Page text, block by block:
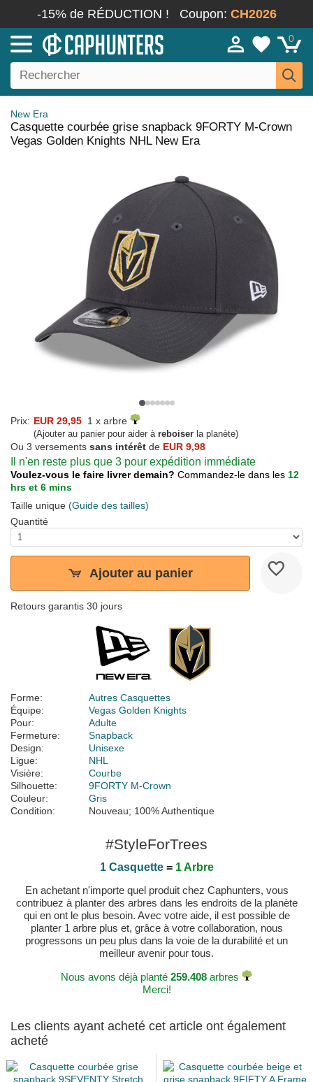
-15% de RÉDUCTION ! Coupon: CH2026
0
New Era
Casquette courbée grise snapback 9FORTY M-Crown
Vegas Golden Knights NHL New Era
Prix: EUR 29,95 1 x arbre
(Ajouter au panier pour aider à reboiser la planète)
Ou 3 versements sans intérêt de EUR 9,98
Il n'en reste plus que 3 pour expédition immédiate
Voulez-vous le faire livrer demain? Commandez-le dans les 12
hrs et 6 mins
Taille unique (Guide des tailles)
Quantité
Ajouter au panier
Retours garantis 30 jours
Forme:
Autres Casquettes
Équipe:
Vegas Golden Knights
Pour:
Adulte
Fermeture:
Snapback
Design:
Unisexe
Ligue:
NHL
Visière:
Courbe
Silhouette:
9FORTY M-Crown
Couleur:
Gris
Condition:
Nouveau; 100% Authentique
#StyleForTrees
1 Casquette= 1 Arbre
En achetant n'importe quel produit chez Caphunters, vous
contribuez à planter des arbres dans les endroits de la planète
qui en ont le plus besoin. Avec votre aide, il est possible de
planter 1 arbre plus et, grâce à votre collaboration, nous
progressons un peu plus dans la voie de la durabilité et un
meilleur avenir pour tous.
Nous avons déjà planté 259.408 arbres
Merci!
Les clients ayant acheté cet article ont également
acheté